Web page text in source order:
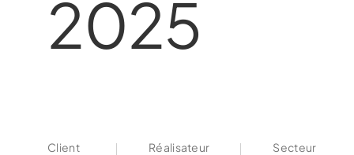
2025
Client Réalisateur Secteur